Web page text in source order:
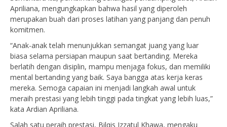
Apriliana, mengungkapkan bahwa hasil yang diperoleh
merupakan buah dari proses latihan yang panjang dan penuh
komitmen.
“Anak-anak telah menunjukkan semangat juang yang luar
biasa selama persiapan maupun saat bertanding. Mereka
berlatih dengan disiplin, mampu menjaga fokus, dan memiliki
mental bertanding yang baik. Saya bangga atas kerja keras
mereka. Semoga capaian ini menjadi langkah awal untuk
meraih prestasi yang lebih tinggi pada tingkat yang lebih luas,”
kata Ardian Apriliana.
Salah satu peraih prestasi, Bilqis Izzatul Khawa, mengaku